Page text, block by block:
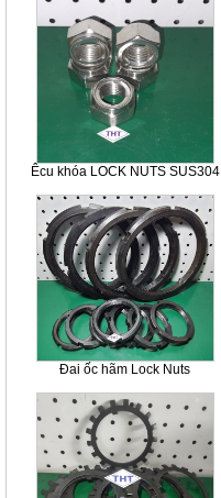
Êcu khóa LOCK NUTS SUS304
Đai ốc hãm Lock Nuts